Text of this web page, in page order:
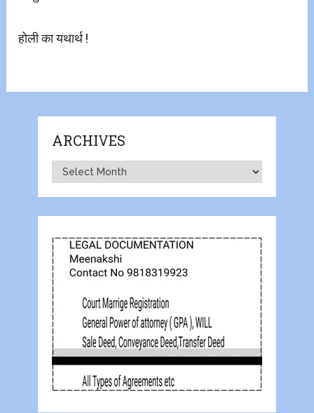
होली का यथार्थ !
ARCHIVES
Archives